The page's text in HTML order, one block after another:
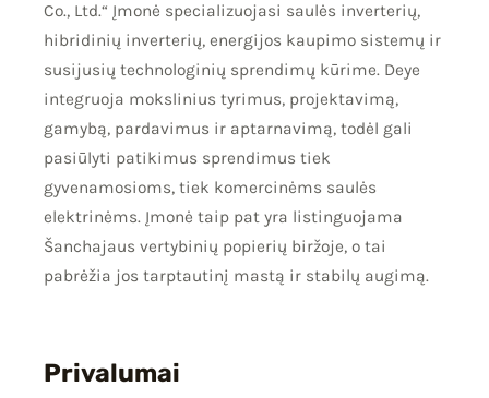
Co., Ltd.“ Įmonė specializuojasi saulės inverterių,
hibridinių inverterių, energijos kaupimo sistemų ir
susijusių technologinių sprendimų kūrime. Deye
integruoja mokslinius tyrimus, projektavimą,
gamybą, pardavimus ir aptarnavimą, todėl gali
pasiūlyti patikimus sprendimus tiek
gyvenamosioms, tiek komercinėms saulės
elektrinėms. Įmonė taip pat yra listinguojama
Šanchajaus vertybinių popierių biržoje, o tai
pabrėžia jos tarptautinį mastą ir stabilų augimą.
Privalumai